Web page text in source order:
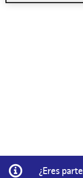
Información
¿Eres